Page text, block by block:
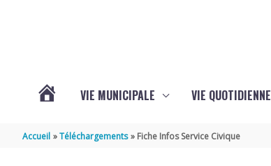
VIE MUNICIPALE VIE QUOTIDIENNE
Accueil Téléchargements Fiche Infos Service Civique